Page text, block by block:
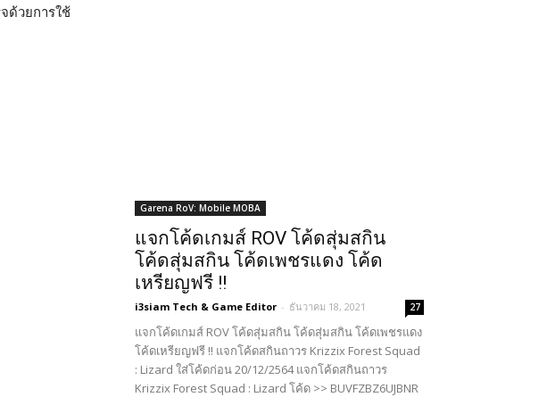
ด้วยการใช้
Garena RoV: Mobile MOBA
แจกโค้ดเกมส์ ROV โค้ดสุ่มสกิน
โค้ดสุ่มสกิน โค้ดเพชรแดง โค้ด
เหรียญฟรี !!
i3siam Tech & Game Editor - ธันวาคม 18, 2021 27
แจกโค้ดเกมส์ ROV โค้ดสุ่มสกิน โค้ดสุ่มสกิน โค้ดเพชรแดง
โค้ดเหรียญฟรี !! แจกโค้ดสกินถาวร Krizzix Forest Squad
: Lizard ใส่โค้ดก่อน 20/12/2564 แจกโค้ดสกินถาวร
Krizzix Forest Squad : Lizard โค้ด >> BUVFZBZ6UJBNR